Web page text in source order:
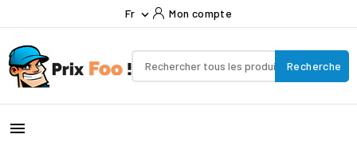
Fr  Mon compte
Recherche
